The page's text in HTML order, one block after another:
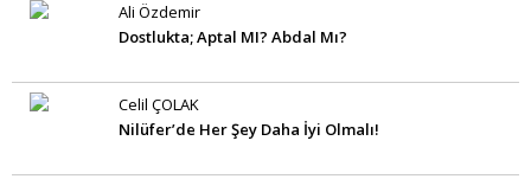
Ali Özdemir
Dostlukta; Aptal MI? Abdal Mı?
Celil ÇOLAK
Nilüfer’de Her Şey Daha İyi Olmalı!